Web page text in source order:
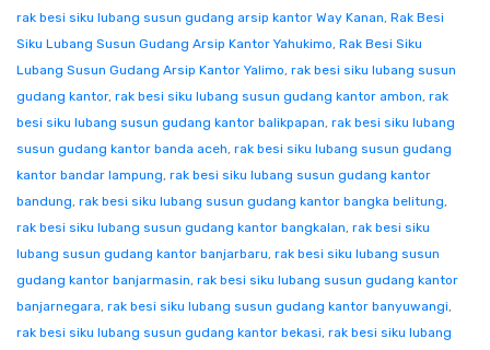
rak besi siku lubang susun gudang arsip kantor Way Kanan, Rak Besi
Siku Lubang Susun Gudang Arsip Kantor Yahukimo, Rak Besi Siku
Lubang Susun Gudang Arsip Kantor Yalimo, rak besi siku lubang susun
gudang kantor, rak besi siku lubang susun gudang kantor ambon, rak
besi siku lubang susun gudang kantor balikpapan, rak besi siku lubang
susun gudang kantor banda aceh, rak besi siku lubang susun gudang
kantor bandar lampung, rak besi siku lubang susun gudang kantor
bandung, rak besi siku lubang susun gudang kantor bangka belitung,
rak besi siku lubang susun gudang kantor bangkalan, rak besi siku
lubang susun gudang kantor banjarbaru, rak besi siku lubang susun
gudang kantor banjarmasin, rak besi siku lubang susun gudang kantor
banjarnegara, rak besi siku lubang susun gudang kantor banyuwangi,
rak besi siku lubang susun gudang kantor bekasi, rak besi siku lubang